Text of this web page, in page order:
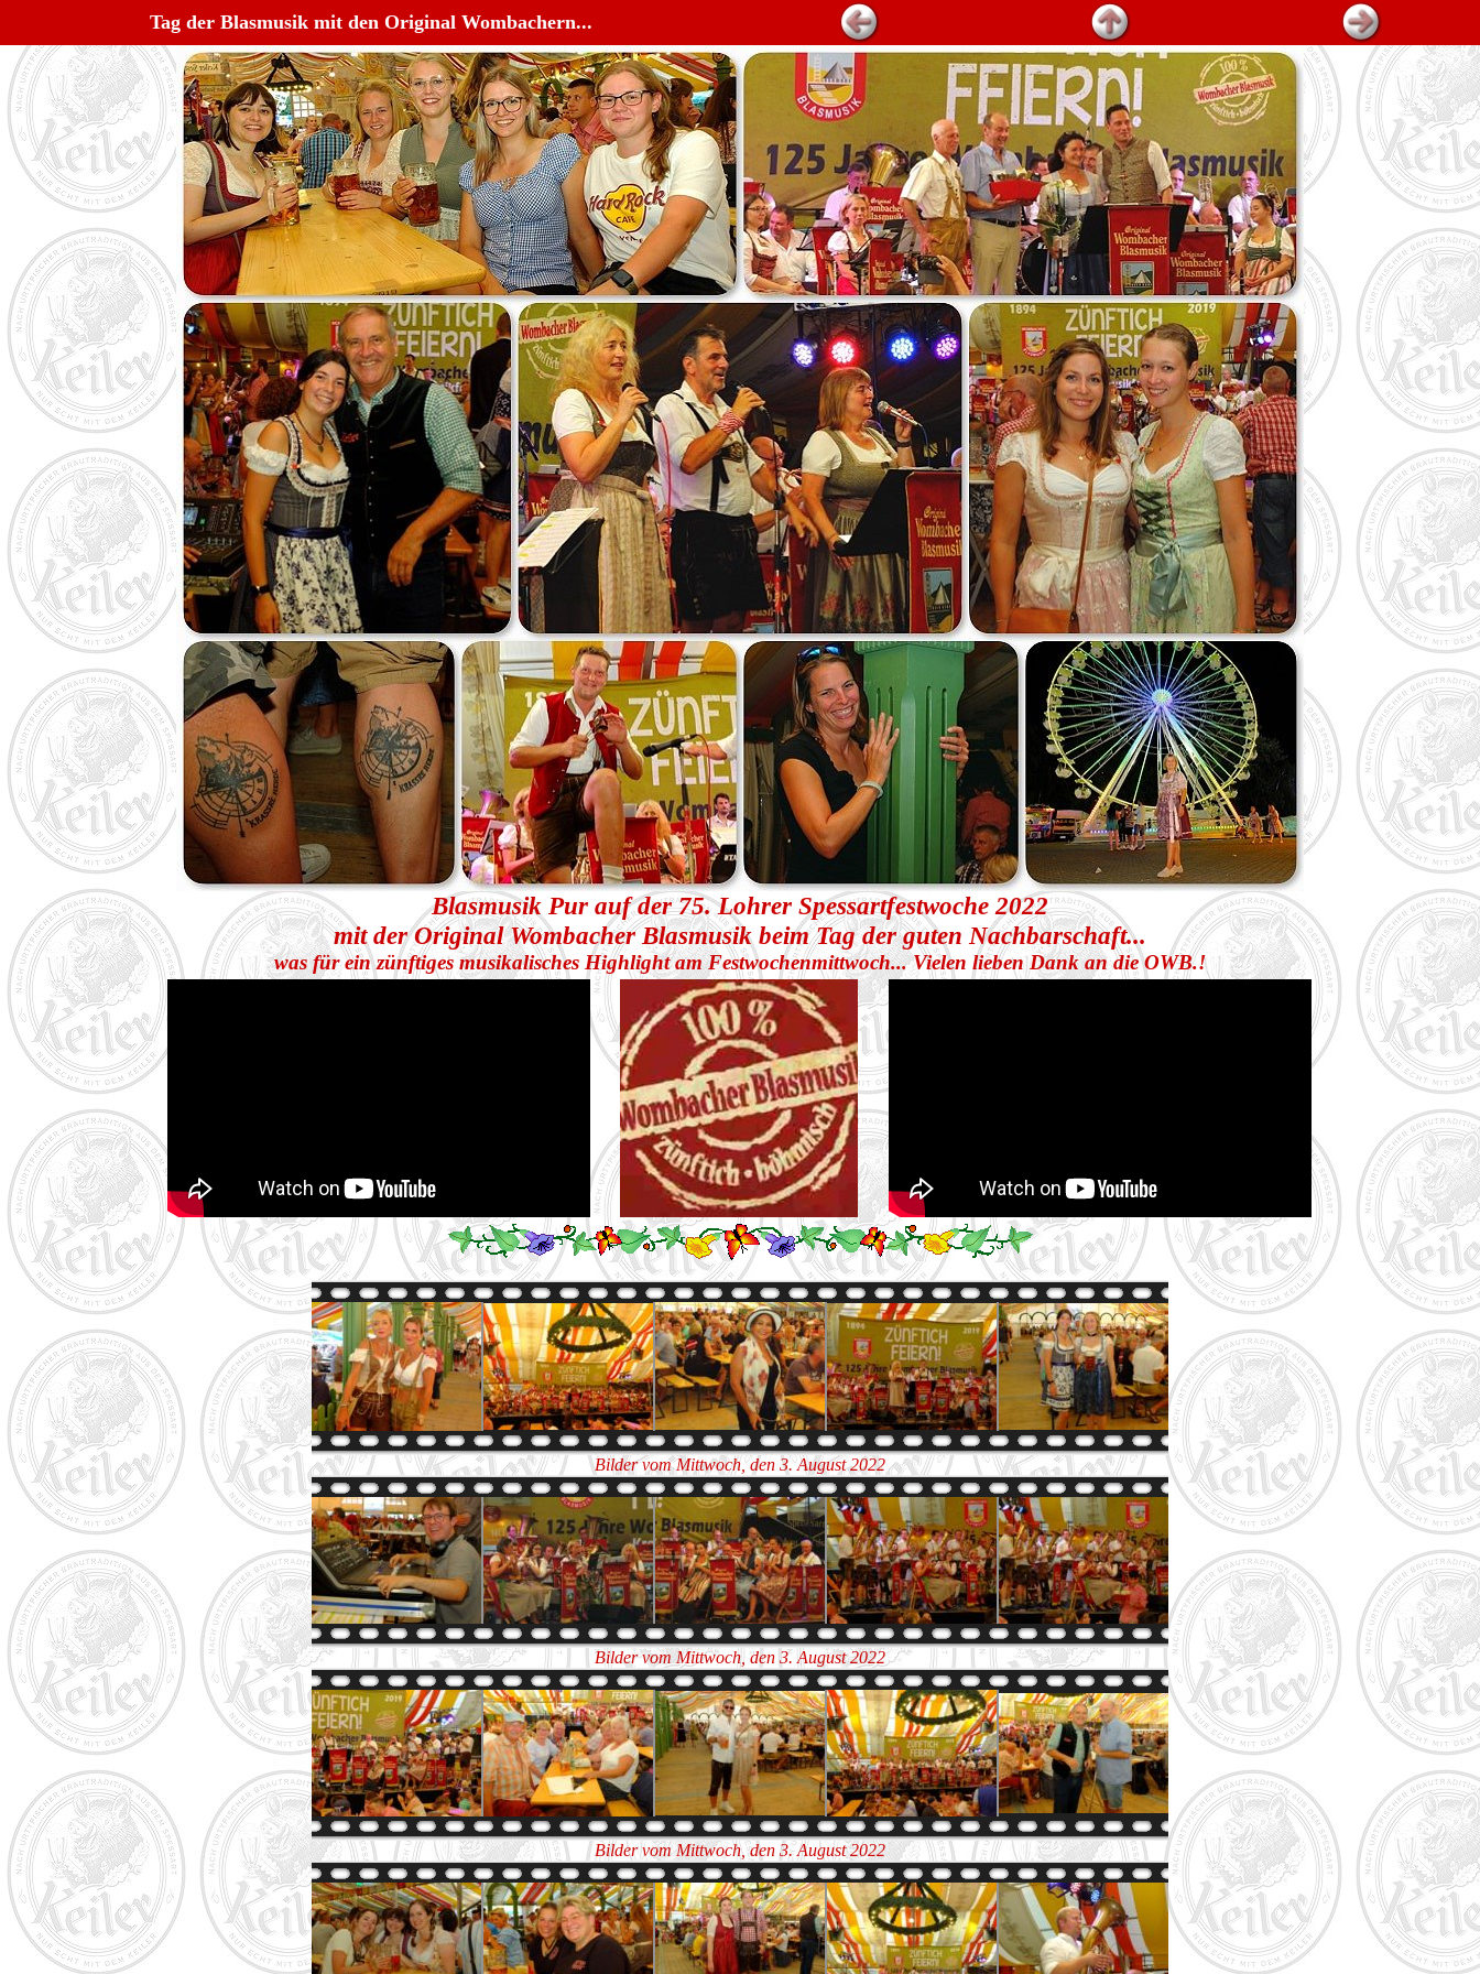
Tag der Blasmusik mit den Original Wombachern...
Blasmusik Pur auf der 75. Lohrer Spessartfestwoche 2022
mit der Original Wombacher Blasmusik beim Tag der guten Nachbarschaft...
was für ein zünftiges musikalisches Highlight am Festwochenmittwoch... Vielen lieben Dank an die OWB.!
Bilder vom Mittwoch, den 3. August 2022
Bilder vom Mittwoch, den 3. August 2022
Bilder vom Mittwoch, den 3. August 2022